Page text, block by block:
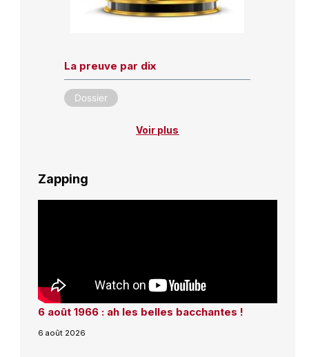
La preuve par dix
Dossier
Voir plus
Zapping
6 août 1966 : ah les belles bacchantes !
6 août 2026